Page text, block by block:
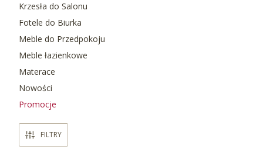
Krzesła do Salonu
Fotele do Biurka
Meble do Przedpokoju
Meble łazienkowe
Materace
Nowości
Promocje
FILTRY